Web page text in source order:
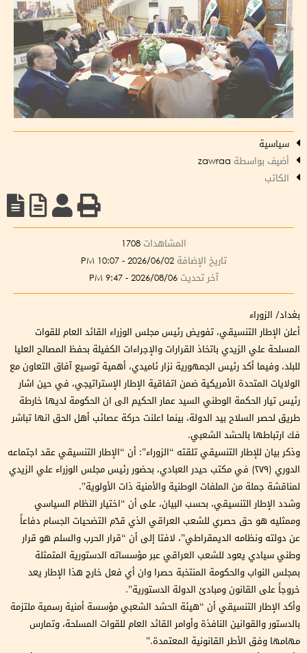
سياسية
أضيف بواسطة
الكاتب
المشاهدات 1708
تاريخ الإضافة 2026/06/02 - 10:07 PM
آخر تحديث 2026/08/06 - 9:47 PM
بغداد/ الزوراء
أعلن الإطار التنسيقي، تفويض رئيس مجلس الوزراء القائد العام للقوات
المسلحة علي الزيدي باتخاذ القرارات والإجراءات الكفيلة بحفظ المصالح العليا
للبلد، وفيما أكد رئيس الجمهورية نزار ئاميدي، أهمية توسيع آفاق التعاون مع
الولايات المتحدة الأمريكية ضمن اتفاقية الإطار الإستراتيجي، في حين اشار
رئيس تيار الحكمة الوطني السيد عمار الحكيم الى ان الحكومة لديها خارطة
طريق لحصر السلاح بيد الدولة، بينما اعلنت حركة عصائب أهل الحق انها تباشر
فك ارتباطها بالحشد الشعبي.
وذكر بيان للإطار التنسيقي تلقته “الزوراء”: أن “الإطار التنسيقي عقد اجتماعه
الدوري (٢٧٩) في مكتب حيدر العبادي، بحضور رئيس مجلس الوزراء علي الزيدي
لمناقشة جملة من الملفات الوطنية والأمنية ذات الأولوية”.
وشدد الإطار التنسيقي، بحسب البيان، على أن “اختيار النظام السياسي
وممثليه هو حق حصري للشعب العراقي الذي قدّم التضحيات الجسام دفاعاً
عن دولته ونظامه الديمقراطي”، لافتا إلى أن “قرار الحرب والسلم هو قرار
وطني سيادي يعود للشعب العراقي عبر مؤسساته الدستورية المتمثلة
بمجلس النواب والحكومة المنتخبة حصرا وان أي فعل خارج هذا الإطار يعد
خروجاً على القانون ومبادئ الدولة الدستورية”.
وأكد الإطار التنسيقي أن “هيئة الحشد الشعبي مؤسسة أمنية رسمية ملتزمة
بالدستور والقوانين النافذة وأوامر القائد العام للقوات المسلحة، وتمارس
مهامها وفق الأطر القانونية المعتمدة.”